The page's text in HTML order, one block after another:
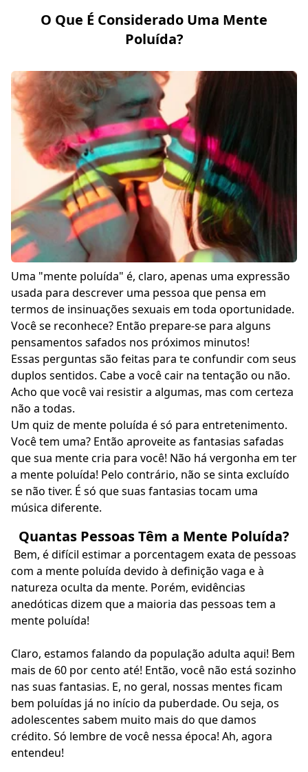
O Que É Considerado Uma Mente
Poluída?
Uma "mente poluída" é, claro, apenas uma expressão
usada para descrever uma pessoa que pensa em
termos de insinuações sexuais em toda oportunidade.
Você se reconhece? Então prepare-se para alguns
pensamentos safados nos próximos minutos!
Essas perguntas são feitas para te confundir com seus
duplos sentidos. Cabe a você cair na tentação ou não.
Acho que você vai resistir a algumas, mas com certeza
não a todas.
Um quiz de mente poluída é só para entretenimento.
Você tem uma? Então aproveite as fantasias safadas
que sua mente cria para você! Não há vergonha em ter
a mente poluída! Pelo contrário, não se sinta excluído
se não tiver. É só que suas fantasias tocam uma
música diferente.
Quantas Pessoas Têm a Mente Poluída?
Bem, é difícil estimar a porcentagem exata de pessoas
com a mente poluída devido à definição vaga e à
natureza oculta da mente. Porém, evidências
anedóticas dizem que a maioria das pessoas tem a
mente poluída!
Claro, estamos falando da população adulta aqui! Bem
mais de 60 por cento até! Então, você não está sozinho
nas suas fantasias. E, no geral, nossas mentes ficam
bem poluídas já no início da puberdade. Ou seja, os
adolescentes sabem muito mais do que damos
crédito. Só lembre de você nessa época! Ah, agora
entendeu!